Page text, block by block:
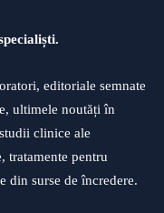
editoriale semnate
ultimele noutăți în
clinice ale
tratamente pentru
din surse de încredere.